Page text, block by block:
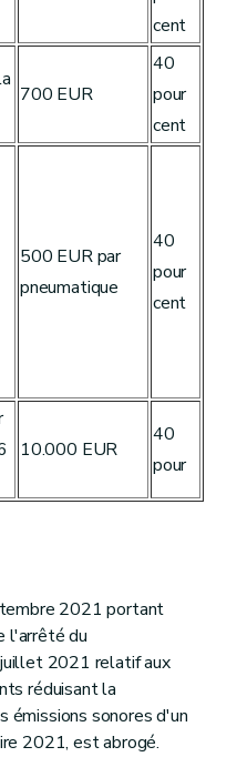
cent
700 EUR
40
pour
cent
500 EUR par
pneumatique
40
pour
cent
10.000 EUR
40
pour
2021 portant
l'arrêté du
2021 relatif aux
réduisant la
émissions sonores d'un
2021, est abrogé.